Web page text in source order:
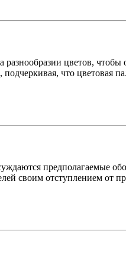
цветов, чтобы
что цветовая
предполагаемые
своим отступлением от